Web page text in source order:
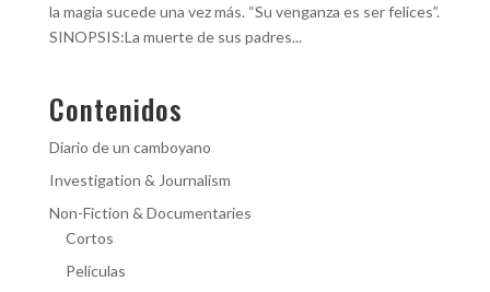
la magia sucede una vez más. “Su venganza es ser felices”.
SINOPSIS:La muerte de sus padres...
Contenidos
Diario de un camboyano
Investigation & Journalism
Non-Fiction & Documentaries
Cortos
Películas